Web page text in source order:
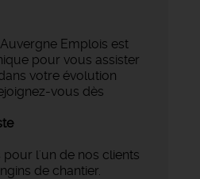
Emplois est
pour vous assister
votre évolution
vous dès
l'un de nos clients
de chantier.